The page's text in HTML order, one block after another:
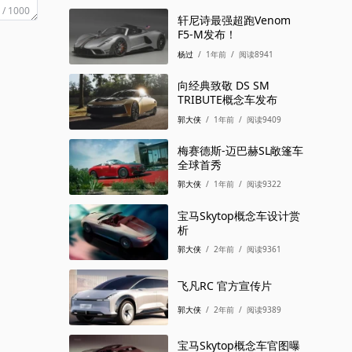
/ 1000
雷克萨斯 内饰设计 2026
雷克萨斯 SPACE 概念
2026
/ 1个月前 阅读857
雷克萨斯 SUV 2026
轩尼诗最强超跑Venom
F5-M发布！
杨过 / 1年前 / 阅读8941
向经典致敬 DS SM
TRIBUTE概念车发布
郭大侠 / 1年前 / 阅读9409
梅赛德斯-迈巴赫SL敞篷车
全球首秀
郭大侠 / 1年前 / 阅读9322
宝马Skytop概念车设计赏
析
郭大侠 / 2年前 / 阅读9361
飞凡RC 官方宣传片
郭大侠 / 2年前 / 阅读9389
宝马Skytop概念车官图曝